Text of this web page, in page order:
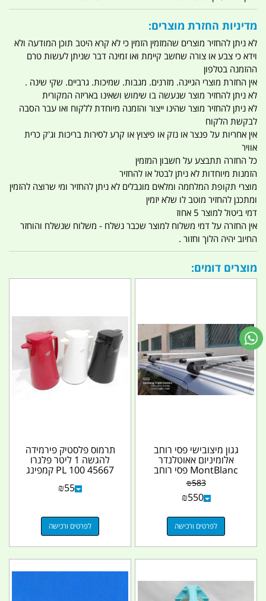
מדיניות החזרת מוצרים:
לא ניתן להחזיר מוצרים שהמזמין הזמין כי לא קרא היטב תוכן המודעה ולא
וידא כי צבע או צורה שחשב קיימת ואו זמינה דבר שניתן לעשות טרם
ההזמנה בטלפון
אין החזרת מוצרי הגיינה. מזרנים. מגבות. שמיכות. גרביים. שקי שינה .
לא ניתן להחזיר מוצר שנעשה בו שימוש ושאינו באריזה המקורית
לא ניתן להחזיר מוצר שהינו ייצור והזמנה מיוחדת ללקוח ואו עבר הסבה
לבקשת הלקוח
אין אחריות על פנצר או נזק או פיצוץ או קרע לסירות בריכות וג'ק כרית
אוויר
כל החזרה תתבצע על חשבון המזמין
הזמנות מיוחדות לא ניתן לבטל או להחזיר
מוצרי תקופת המלחמה ומלאים מוגבלים לא ניתן להחזיר ומי שרוצה להזמין
ומתכנן להחזיר מוטב לו שלא יזמין
דמי ביטול למוצר 5 אחוז
אין החזרה על דמי משלוח למוצר שכבר נשלח - משלוח שנשלח והוחזר
החיוב יהיה הלוך וחזור .
מוצרים דומים:
גגון מיצובישי פסי רוחב
אלומיניום אאוטלנדר
MontBlanc פסי רוחב
ללא רגלים - רגליים...
₪583
₪550
לפרטים ורכישה
תרמוס פלסטיק פירמידה
להגשה 1 ליטר פלנרו
45667 PL 100 קמפינג
₪55
לפרטים ורכישה